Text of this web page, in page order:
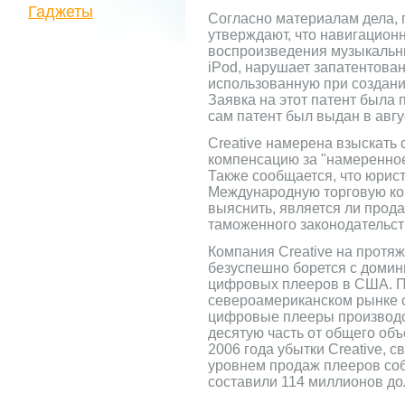
Согласно материалам дела,
утверждают, что
воспроизведения
iPod, нарушает
использованную при
Заявка на этот патент была
сам патент был выдан в
Creative намерена
компенсацию за
Также сообщается, что
Международную торговую
выяснить, является ли
таможенного
Компания Creative на
безуспешно борется с
цифровых плееров в США.
североамериканском рынке
цифровые плееры
десятую часть от общего
2006 года убытки Creative,
уровнем продаж плееров
составили 114 миллионов
Гаджеты